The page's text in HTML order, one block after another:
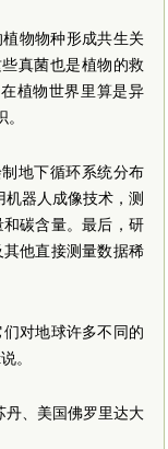
物物种形成共生关
真菌也是植物的救
植物世界里算是异
地下循环系统分布
器人成像技术，测
碳含量。最后，研
他直接测量数据稀
对地球许多不同的
。
丹、美国佛罗里达大